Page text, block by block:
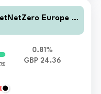
Europe E
0.81%
GBP 24.36